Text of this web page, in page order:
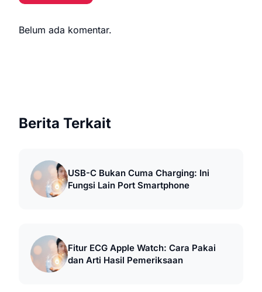
Belum ada komentar.
Berita Terkait
USB-C Bukan Cuma Charging: Ini
Fungsi Lain Port Smartphone
Fitur ECG Apple Watch: Cara Pakai
dan Arti Hasil Pemeriksaan